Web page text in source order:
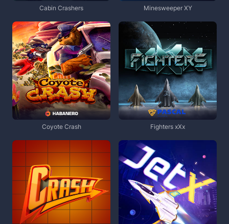
Cabin Crashers Minesweeper XY
Coyote Crash Fighters xXx